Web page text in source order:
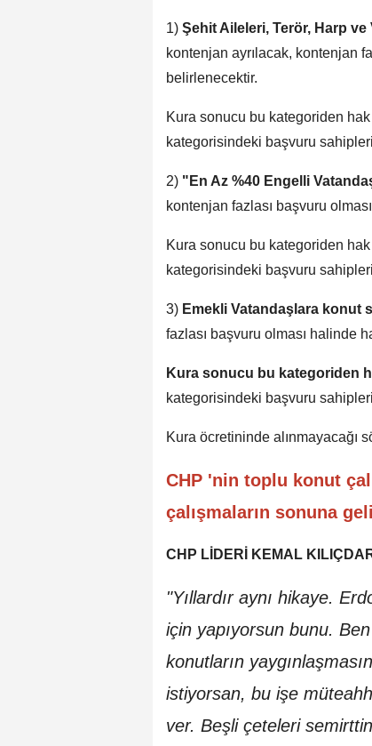
1) Şehit Aileleri, Terör, Harp ve
kontenjan ayrılacak, kontenjan
belirlenecektir.
Kura sonucu bu kategoriden
kategorisindeki başvuru
2) "En Az %40 Engelli
kontenjan fazlası başvuru
Kura sonucu bu kategoriden
kategorisindeki başvuru
3) Emekli Vatandaşlara konut
fazlası başvuru olması halinde
Kura sonucu bu kategoriden
kategorisindeki başvuru
Kura öcretininde alınmayacağı
CHP 'nin toplu konut
çalışmaların sonuna
CHP LİDERİ KEMAL
"Yıllardır aynı hikaye.
için yapıyorsun bunu.
konutların
istiyorsan, bu işe
ver. Beşli çeteleri